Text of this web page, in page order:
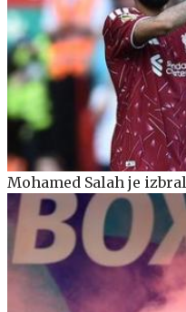
Mohamed Salah je